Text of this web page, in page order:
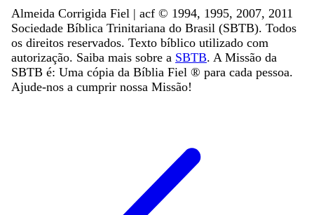
Almeida Corrigida Fiel | acf ©️ 1994, 1995, 2007, 2011
Sociedade Bíblica Trinitariana do Brasil (SBTB). Todos
os direitos reservados. Texto bíblico utilizado com
autorização. Saiba mais sobre a SBTB. A Missão da
SBTB é: Uma cópia da Bíblia Fiel ®️ para cada pessoa.
Ajude-nos a cumprir nossa Missão!